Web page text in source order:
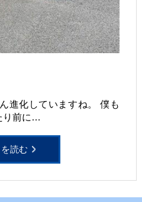
進化していますね。 僕も
り前に…
読む